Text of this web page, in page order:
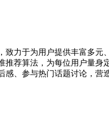
致力于为用户提供丰富多
荐算法，为每位用户量
、参与热门话题讨论，营